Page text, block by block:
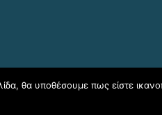
θα υποθέσουμε πως είστε